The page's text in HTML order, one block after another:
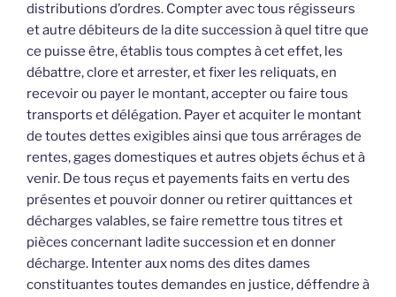
distributions d’ordres. Compter avec tous régisseurs
et autre débiteurs de la dite succession à quel titre que
ce puisse être, établis tous comptes à cet effet, les
débattre, clore et arrester, et fixer les reliquats, en
recevoir ou payer le montant, accepter ou faire tous
transports et délégation. Payer et acquiter le montant
de toutes dettes exigibles ainsi que tous arrérages de
rentes, gages domestiques et autres objets échus et à
venir. De tous reçus et payements faits en vertu des
présentes et pouvoir donner ou retirer quittances et
décharges valables, se faire remettre tous titres et
pièces concernant ladite succession et en donner
décharge. Intenter aux noms des dites dames
constituantes toutes demandes en justice, déffendre à